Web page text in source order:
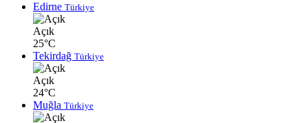
Edirne Türkiye
Açık
25°C
Tekirdağ Türkiye
Açık
24°C
Muğla Türkiye